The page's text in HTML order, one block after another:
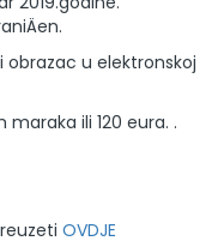
obrazac u elektronskoj
ili 120 eura. .
OVDJE